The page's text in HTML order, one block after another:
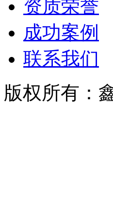
资质荣誉
成功案例
联系我们
版权所有：